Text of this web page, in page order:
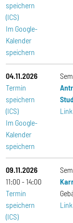
speichern
(ICS)
Im Google-
Kalender
speichern
04.11.2026
Termin
speichern
(ICS)
Im Google-
Kalender
speichern
09.11.2026
11:00
14:00
Termin
speichern
(ICS)